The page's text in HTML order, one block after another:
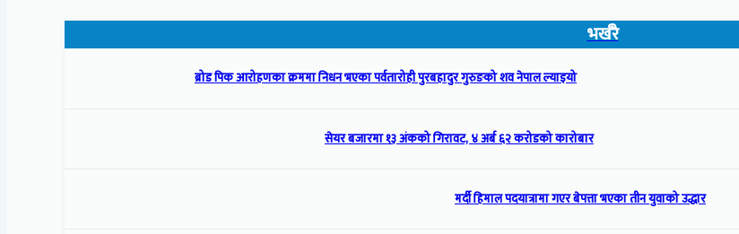
भर्खरै
ब्रोड पिक आरोहणका क्रममा निधन भएका पर्वतारोही पुरबहादुर गुरुङको शव नेपाल ल्याइयो
सेयर बजारमा १३ अंकको गिरावट, ४ अर्ब ६२ करोडको कारोबार
मर्दी हिमाल पदयात्रामा गएर बेपत्ता भएका तीन युवाको उद्धार